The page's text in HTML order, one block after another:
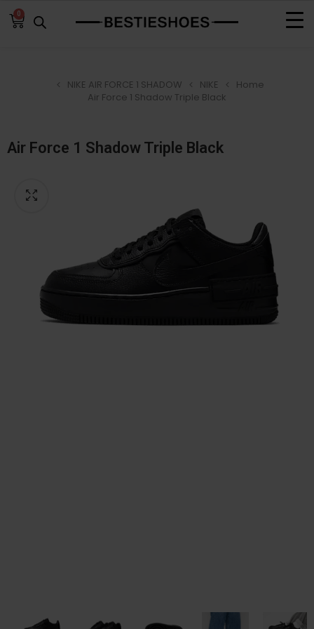
0
Home
NIKE
NIKE AIR FORCE 1 SHADOW
Air Force 1 Shadow Triple Black
Air Force 1 Shadow Triple Black